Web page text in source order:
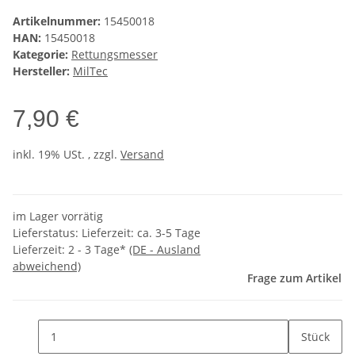
Artikelnummer: 15450018
HAN: 15450018
Kategorie: Rettungsmesser
Hersteller: MilTec
7,90 €
inkl. 19% USt. , zzgl. Versand
im Lager vorrätig
Lieferstatus: Lieferzeit: ca. 3-5 Tage
Lieferzeit: 2 - 3 Tage* (DE - Ausland
abweichend)
Frage zum Artikel
Stück